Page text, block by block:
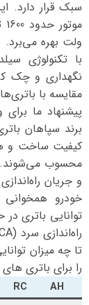
با تکنولوژی
نگهداری و چک
مقایسه با
پیشنهاد ما
برند سپاهان
کیفیت ساخت و
توانایی باتری
تا چه میزان
را برای باتری
AH
RC